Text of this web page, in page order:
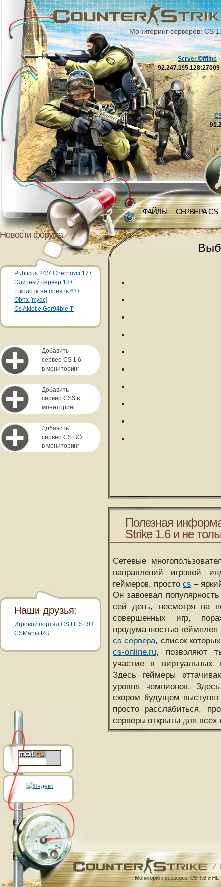
Мониторинг серверов: CS
ФАЙЛЫ СЕРВЕРА CS
Server Offline
92.247.195.128:27009
Новости форума
Publicua 24/7 Chernovci 17+
Элитный сервер 18+
Школоте не понять 68+
Obnx [myac]
Cs Aktobe Gor94bie Tt
Добавить
сервер CS 1.6
в мониторинг
Добавить
сервер CSS в
мониторинг
Добавить
сервер CS GO
в мониторинг
Полезная
Strike 1.6 и не
Сетевые
направлений игровой
геймеров, простоcs –
Он завоевал
сей день, несмотря на
совершенных игр,
продуманностью
cs сервера, список
cs-online.ru, позволяют
участие в виртуальных
Здесь геймеры
уровня чемпионов.
скором будущем
просто расслабиться,
серверы открыты для всех
Наши друзья:
Игровой портал CS.LIFS.RU
CSMania.RU